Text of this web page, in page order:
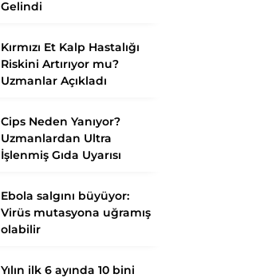
Gelindi
Kırmızı Et Kalp Hastalığı
Riskini Artırıyor mu?
Uzmanlar Açıkladı
Cips Neden Yanıyor?
Uzmanlardan Ultra
İşlenmiş Gıda Uyarısı
Ebola salgını büyüyor:
Virüs mutasyona uğramış
olabilir
Yılın ilk 6 ayında 10 bini